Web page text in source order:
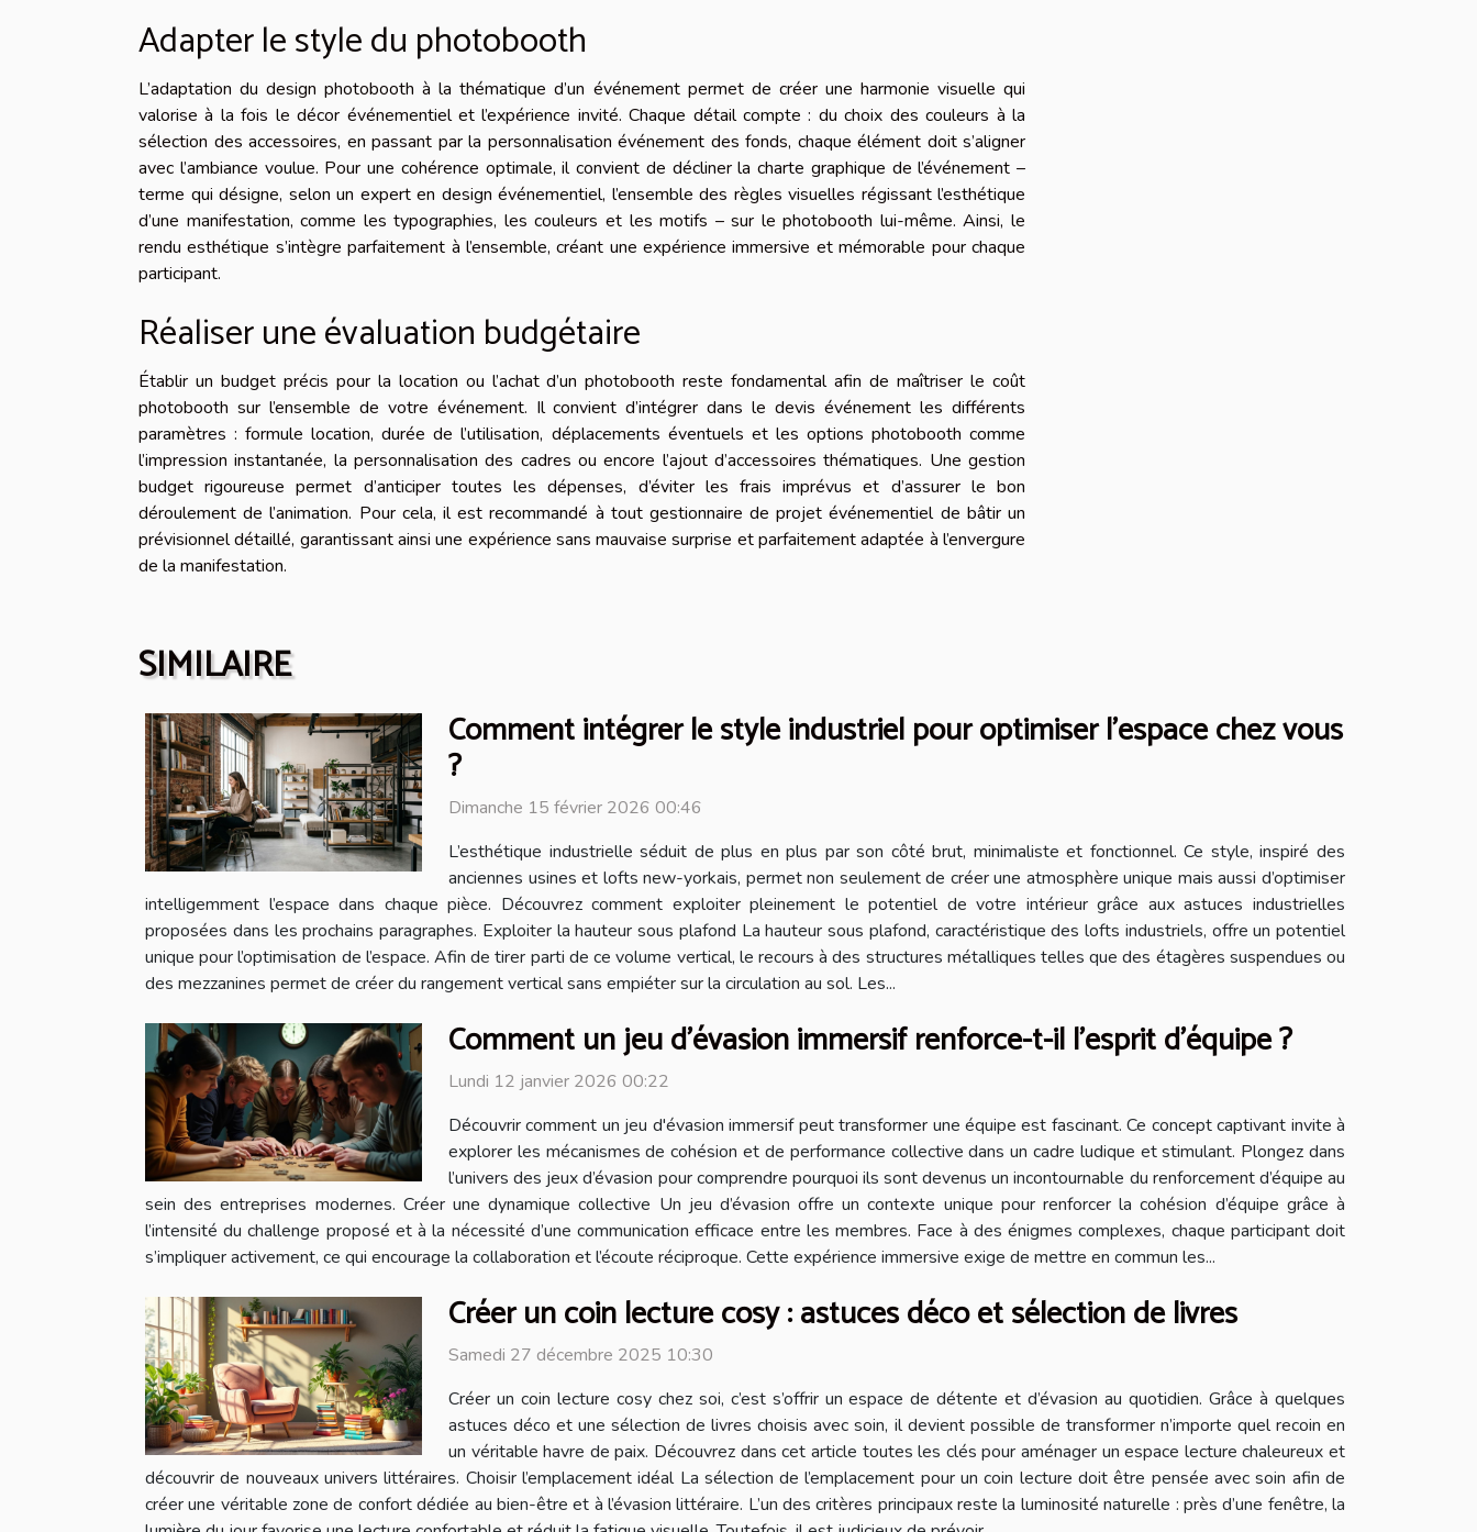
Adapter le style du photobooth
L’adaptation du design photobooth à la thématique d’un événement permet de créer une harmonie visuelle qui
valorise à la fois le décor événementiel et l’expérience invité. Chaque détail compte : du choix des couleurs à la
sélection des accessoires, en passant par la personnalisation événement des fonds, chaque élément doit s’aligner
avec l’ambiance voulue. Pour une cohérence optimale, il convient de décliner la charte graphique de l’événement –
terme qui désigne, selon un expert en design événementiel, l’ensemble des règles visuelles régissant l’esthétique
d’une manifestation, comme les typographies, les couleurs et les motifs – sur le photobooth lui-même. Ainsi, le
rendu esthétique s’intègre parfaitement à l’ensemble, créant une expérience immersive et mémorable pour chaque
participant.
Réaliser une évaluation budgétaire
Établir un budget précis pour la location ou l’achat d’un photobooth reste fondamental afin de maîtriser le coût
photobooth sur l’ensemble de votre événement. Il convient d’intégrer dans le devis événement les différents
paramètres : formule location, durée de l’utilisation, déplacements éventuels et les options photobooth comme
l’impression instantanée, la personnalisation des cadres ou encore l’ajout d’accessoires thématiques. Une gestion
budget rigoureuse permet d’anticiper toutes les dépenses, d’éviter les frais imprévus et d’assurer le bon
déroulement de l’animation. Pour cela, il est recommandé à tout gestionnaire de projet événementiel de bâtir un
prévisionnel détaillé, garantissant ainsi une expérience sans mauvaise surprise et parfaitement adaptée à l’envergure
de la manifestation.
SIMILAIRE
Comment intégrer le style industriel pour optimiser l'espace chez vous
?
Dimanche 15 février 2026 00:46
L’esthétique industrielle séduit de plus en plus par son côté brut, minimaliste et fonctionnel. Ce style, inspiré des
anciennes usines et lofts new-yorkais, permet non seulement de créer une atmosphère unique mais aussi d’optimiser
intelligemment l’espace dans chaque pièce. Découvrez comment exploiter pleinement le potentiel de votre intérieur grâce aux astuces industrielles
proposées dans les prochains paragraphes. Exploiter la hauteur sous plafond La hauteur sous plafond, caractéristique des lofts industriels, offre un potentiel
unique pour l’optimisation de l’espace. Afin de tirer parti de ce volume vertical, le recours à des structures métalliques telles que des étagères suspendues ou
des mezzanines permet de créer du rangement vertical sans empiéter sur la circulation au sol. Les...
Comment un jeu d'évasion immersif renforce-t-il l'esprit d'équipe ?
Lundi 12 janvier 2026 00:22
Découvrir comment un jeu d'évasion immersif peut transformer une équipe est fascinant. Ce concept captivant invite à
explorer les mécanismes de cohésion et de performance collective dans un cadre ludique et stimulant. Plongez dans
l’univers des jeux d’évasion pour comprendre pourquoi ils sont devenus un incontournable du renforcement d’équipe au
sein des entreprises modernes. Créer une dynamique collective Un jeu d’évasion offre un contexte unique pour renforcer la cohésion d’équipe grâce à
l’intensité du challenge proposé et à la nécessité d’une communication efficace entre les membres. Face à des énigmes complexes, chaque participant doit
s’impliquer activement, ce qui encourage la collaboration et l’écoute réciproque. Cette expérience immersive exige de mettre en commun les...
Créer un coin lecture cosy : astuces déco et sélection de livres
Samedi 27 décembre 2025 10:30
Créer un coin lecture cosy chez soi, c’est s’offrir un espace de détente et d’évasion au quotidien. Grâce à quelques
astuces déco et une sélection de livres choisis avec soin, il devient possible de transformer n’importe quel recoin en
un véritable havre de paix. Découvrez dans cet article toutes les clés pour aménager un espace lecture chaleureux et
découvrir de nouveaux univers littéraires. Choisir l’emplacement idéal La sélection de l’emplacement pour un coin lecture doit être pensée avec soin afin de
créer une véritable zone de confort dédiée au bien-être et à l’évasion littéraire. L’un des critères principaux reste la luminosité naturelle : près d’une fenêtre, la